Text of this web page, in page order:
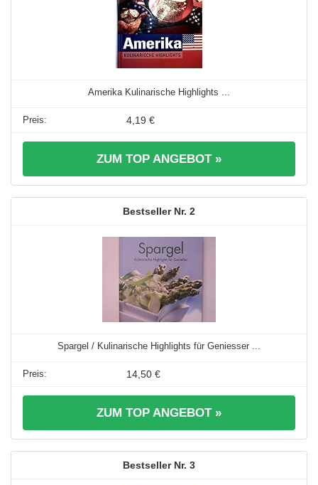
Amerika Kulinarische Highlights ...
4,19 €
ZUM TOP ANGEBOT »
2
Spargel / Kulinarische Highlights für Geniesser ...
14,50 €
ZUM TOP ANGEBOT »
3